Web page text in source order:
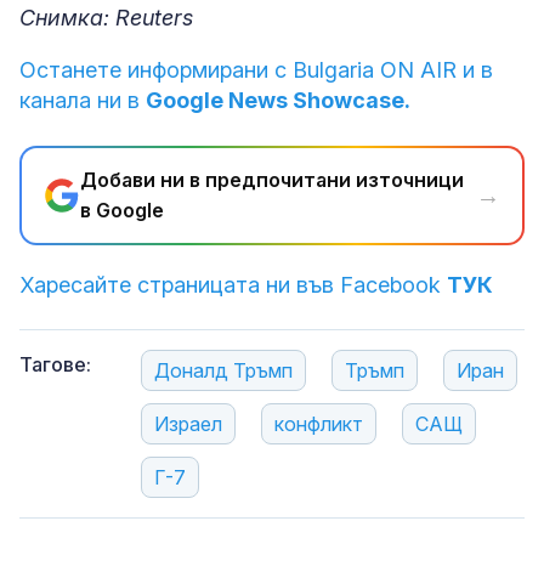
Снимка: Reuters
Останете информирани с Bulgaria ON AIR и в
канала ни в Google News Showcase.
Добави ни в предпочитани източници
в Google
→
Харесайте страницата ни във Facebook ТУК
Тагове: Доналд Тръмп Тръмп Иран
Израел конфликт САЩ
Г-7